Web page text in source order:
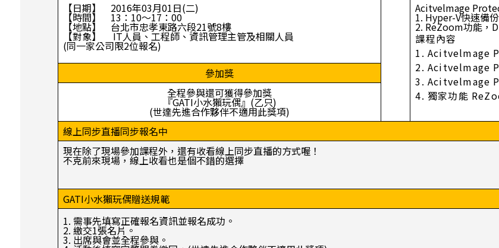
【日期】 2016年03月01日(二)
【時間】 13：10～17：00
【地點】 台北市忠孝東路六段21號8樓
【對象】 IT人員、工程師、資訊管理主管及相關人員
(同一家公司限2位報名)
Acitvelmage
1. Hyper-V快速備
2. ReZoom功能，
課程內容
1. Acitvelmage
2. Acitvelmage
3. Acitvelmage
4. 獨家功能
參加獎
全程參與還可獲得參加獎
『GATI小水獺玩偶』(乙只)
(世達先進合作夥伴不適用此獎項)
線上同步直播同步報名中
現在除了現場參加課程外，還有收看線上同步直播的方式喔！
不克前來現場，線上收看也是個不錯的選擇
GATI小水獺玩偶贈送規範
1. 需事先填寫正確報名資訊並報名成功。
2. 繳交1張名片。
3. 出席與會並全程參與。